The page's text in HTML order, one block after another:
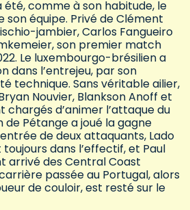
été, comme à son habitude, le
équipe. Privé de Clément
jambier, Carlos Fangueiro
son premier match
Le luxembourgo-brésilien a
dans l’entrejeu, par son
technique. Sans véritable ailier,
Nouvier, Blankson Anoff et
chargés d’animer l’attaque du
de Pétange a joué la gagne
de deux attaquants, Lado
dans l’effectif, et Paul
arrivé des Central Coast
passée au Portugal, alors
de couloir, est resté sur le